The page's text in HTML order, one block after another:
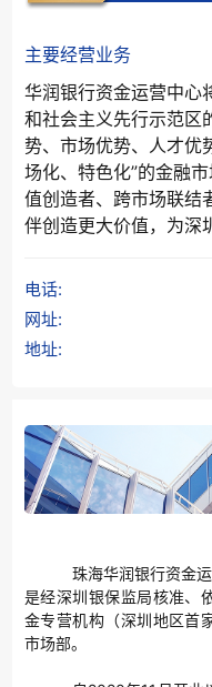
主要经营业务
华润银行资金运营中心
和社会主义先行示范区
势、市场优势、人才优
场化、特色化”的金融
值创造者、跨市场联结
伴创造更大价值，为深
电话:
网址:
地址:
珠海华润银行资金
是经深圳银保监局核准、
金专营机构（深圳地区首
市场部。